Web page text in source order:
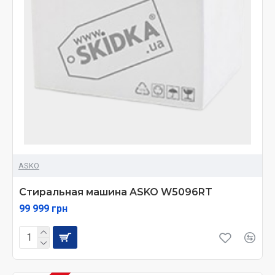
ASKO
Стиральная машина ASKO W5096RT
99 999 грн